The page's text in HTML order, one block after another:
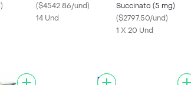
)
($4542.86/und)
14 Und
Succinato (5 mg)
($2797.50/und)
1 X 20 Und